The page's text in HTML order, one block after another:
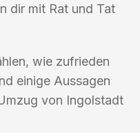
dir mit Rat und Tat
wie zufrieden
einige Aussagen
von Ingolstadt